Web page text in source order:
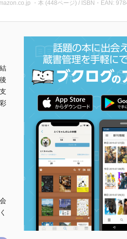
・本 (448ページ) / ISBN・EAN: